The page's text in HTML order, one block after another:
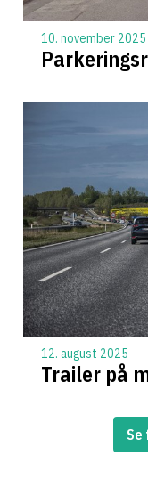
10. november 2025
12. august 2025
Trailer på
Se